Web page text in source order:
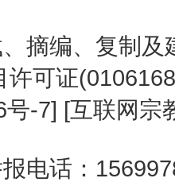
摘编、复制
许可证
号-7] [互联网宗
电话：